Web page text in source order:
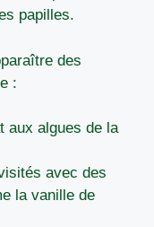
papilles.
des
:
aux algues de la
avec des
la vanille de